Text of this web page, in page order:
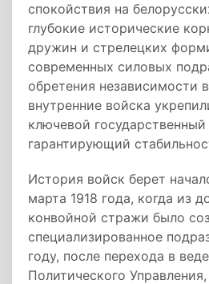
спокойствия на
глубокие исторические
дружин и стрелецких
современных силовых
обретения независимости
внутренние войска
ключевой государственный
гарантирующий
История войск берет
марта 1918 года, когда из
конвойной стражи было
специализированное
году, после перехода в
Политического